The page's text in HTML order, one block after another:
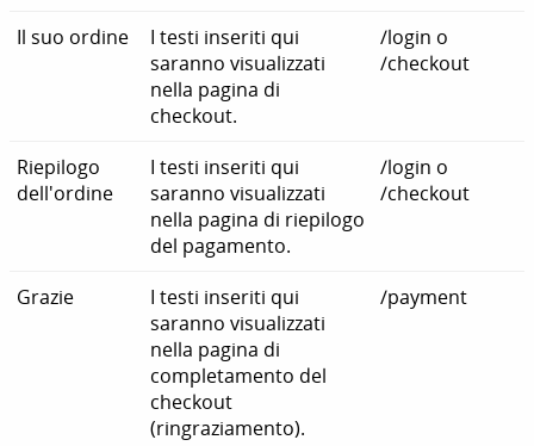
Il suo ordine
I testi inseriti qui
saranno visualizzati
nella pagina di
checkout.
/login o
/checkout
Riepilogo
dell'ordine
I testi inseriti qui
saranno visualizzati
nella pagina di riepilogo
del pagamento.
/login o
/checkout
Grazie
I testi inseriti qui
saranno visualizzati
nella pagina di
completamento del
checkout
(ringraziamento).
/payment